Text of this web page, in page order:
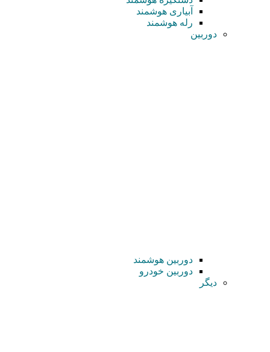
آبیاری هوشمند
رله هوشمند
دوربین
دوربین هوشمند
دوربین خودرو
دیگر